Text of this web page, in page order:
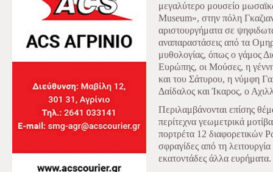
μεγαλύτερο μουσείο
Museum», στην πόλη
αριστουργήματα σε
αναπαραστάσεις από τα
μυθολογίας, όπως ο γάμος
Ευρώπης, οι Μούσες, η
και του Σάτυρου, η νύμφη
Δαίδαλος και Ίκαρος, ο
Περιλαμβάνονται επίσης
περίτεχνα γεωμετρικά
πορτρέτα 12 διαφορετικών
σφραγίδες από τη
εκατοντάδες άλλα ευρήματα.